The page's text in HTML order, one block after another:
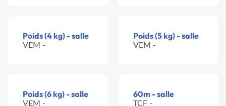
Poids (4 kg) - salle
VEM -
Poids (5 kg) - salle
VEM -
Poids (6 kg) - salle
VEM -
60m - salle
TCF -